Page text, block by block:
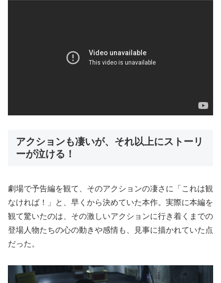
アクションも凄いが、それ以上にストーリ
ーが泣ける！
劇場で予告編を観て、そのアクションの凄さに「これは観
なければ！」と、早くから決めていた本作。実際に本編を
観て驚いたのは、その激しいアクションに行き着くまでの
登場人物たちの心の動きや感情も、見事に描かれていた点
だった。